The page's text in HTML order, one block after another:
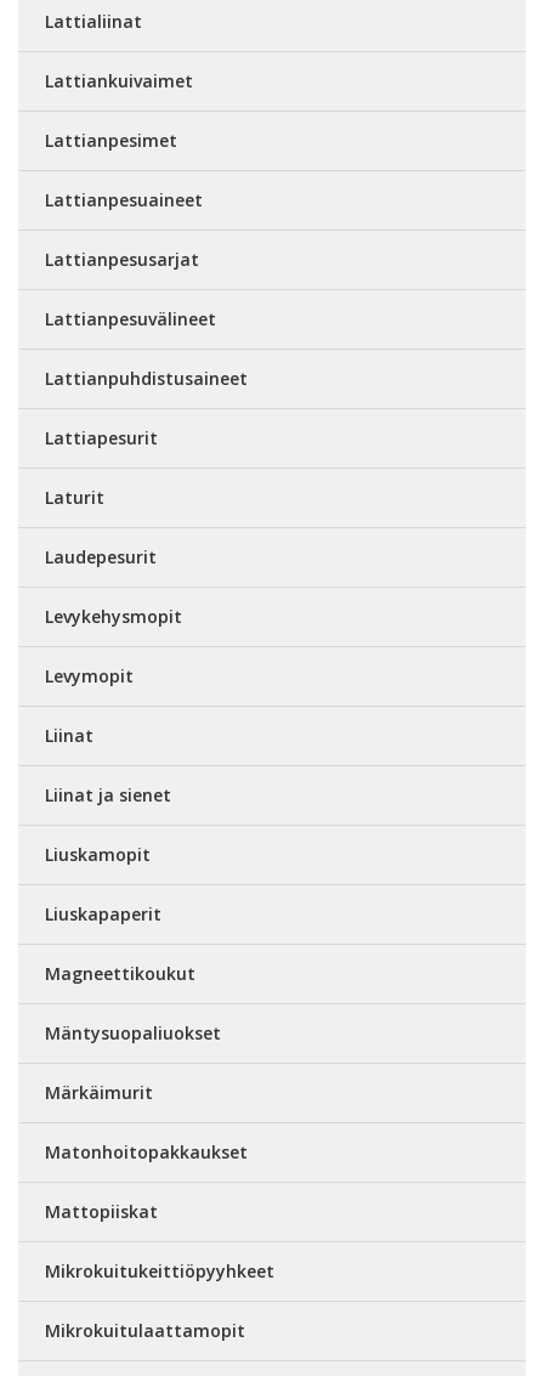
Lattialiinat
Lattiankuivaimet
Lattianpesimet
Lattianpesuaineet
Lattianpesusarjat
Lattianpesuvälineet
Lattianpuhdistusaineet
Lattiapesurit
Laturit
Laudepesurit
Levykehysmopit
Levymopit
Liinat
Liinat ja sienet
Liuskamopit
Liuskapaperit
Magneettikoukut
Mäntysuopaliuokset
Märkäimurit
Matonhoitopakkaukset
Mattopiiskat
Mikrokuitukeittiöpyyhkeet
Mikrokuitulaattamopit